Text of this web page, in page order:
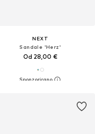
NEXT
Sandale 'Herz'
Od 28,00 €